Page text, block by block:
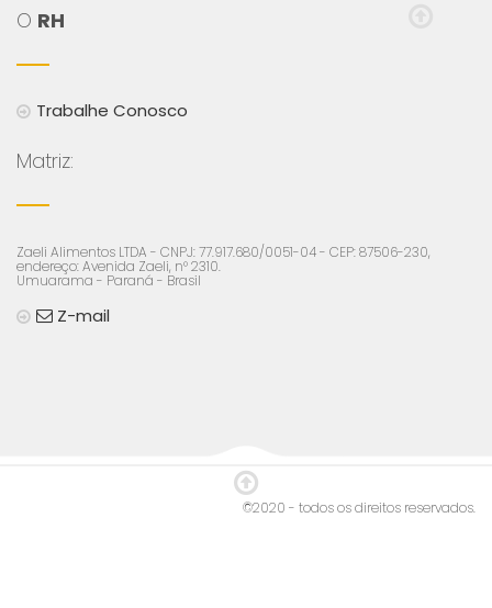
O RH
Trabalhe Conosco
Matriz:
Zaeli Alimentos LTDA - CNPJ: 77.917.680/0051-04 - CEP: 87506-230,
endereço: Avenida Zaeli, n° 2310.
Umuarama - Paraná - Brasil
Z-mail
©2020 - todos os direitos reservados.